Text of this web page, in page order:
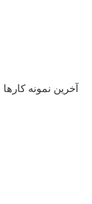
آخرین نمونه کارها